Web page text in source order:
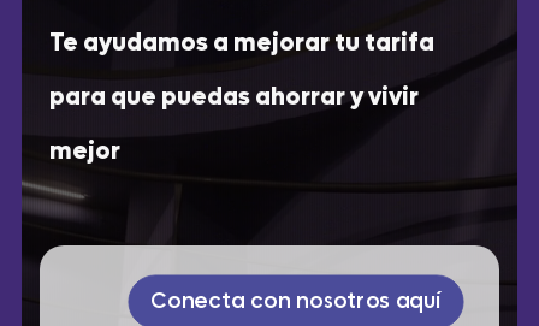
Te ayudamos a mejorar tu tarifa
para que puedas ahorrar y vivir
mejor
Conecta con nosotros aquí